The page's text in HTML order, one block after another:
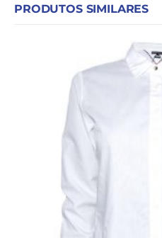
PRODUTOS SIMILARES